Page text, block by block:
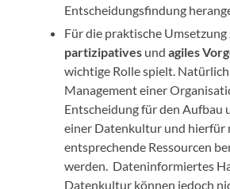
Entscheidungsfindung
Für die praktische Umsetzung
partizipatives undagiles
wichtige Rolle spielt.
Management einer
Entscheidung für den Aufbau
einer Datenkultur und hierfür
entsprechende Ressourcen
werden. Dateninformiertes
Datenkultur können jedoch